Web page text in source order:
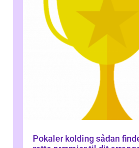
Pokaler kolding sådan finder du de